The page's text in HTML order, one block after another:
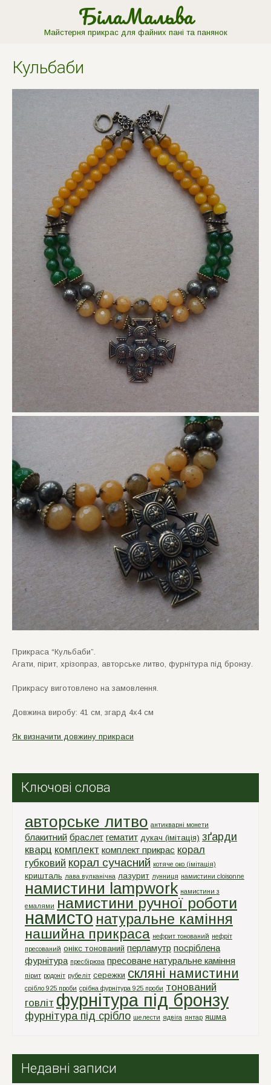
БілаМальва
Майстерня прикрас для файних пані та панянок
Кульбаби
Прикраса “Кульбаби”.
Агати, пiрит, хрiзопраз, авторське литво, фурнiтура пiд бронзу.
Прикрасу виготовлено на замовлення.
Довжина виробу: 41 см, згард 4х4 см
Як визначити довжину прикраси
Ключові слова
авторське литво антикварні монети
блакитний браслет гематит дукач (імітація) зґарди
кварц комплект комплект прикрас корал
губковий корал сучасний котяче око (імітація)
кришталь лава вулканічна лазурит лунниця намистини cloisonne
намистини lampwork намистини з
емалями намистини ручної роботи
намисто натуральне каміння
нашийна прикраса нефрит тонований нефріт
пресований онікс тонований перламутр посріблена
фурнітура пресбірюза пресоване натуральне каміння
пірит родоніт рубеліт сережки скляні намистини
срiбло 925 проби срiбна фурнiтура 925 проби тонований
говліт фурнітура під бронзу
фурнітура під срібло шелести ядвіга янтар яшма
Недавні записи